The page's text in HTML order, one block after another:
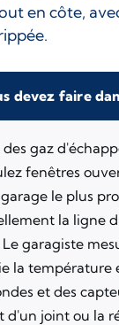
en côte,
devez faire
des gaz
fenêtres
le plus
la ligne
garagiste
la température
et des
d'un joint ou la